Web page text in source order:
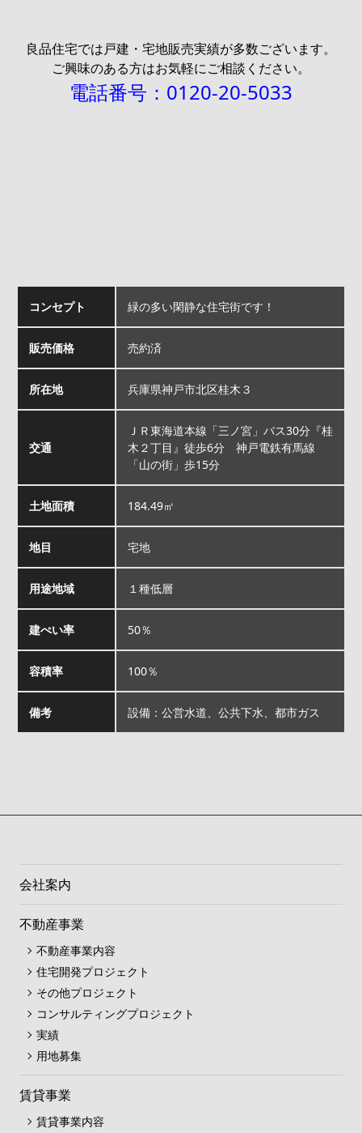
良品住宅では戸建・宅地販売実績が多数ございます。
ご興味のある方はお気軽にご相談ください。
電話番号：0120-20-5033
コンセプト 緑の多い閑静な住宅街です！
販売価格 売約済
所在地 兵庫県神戸市北区桂木３
交通
ＪＲ東海道本線「三ノ宮」バス30分『桂
木２丁目』徒歩6分 神戸電鉄有馬線
「山の街」歩15分
土地面積 184.49㎡
地目 宅地
用途地域 １種低層
建ぺい率 50％
容積率 100％
備考 設備：公営水道、公共下水、都市ガス
会社案内
不動産事業
不動産事業内容
住宅開発プロジェクト
その他プロジェクト
コンサルティングプロジェクト
実績
用地募集
賃貸事業
賃貸事業内容